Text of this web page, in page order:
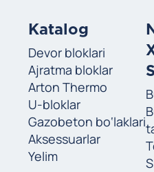
Katalog
Devor bloklari
Ajratma bloklar
Arton Thermo
U-bloklar
Gazobeton bo‘laklari
Aksessuarlar
Yelim